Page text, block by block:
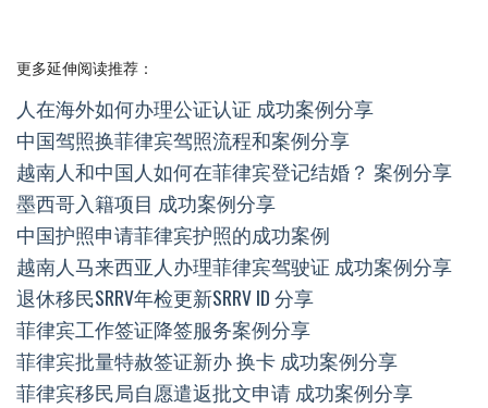
更多延伸阅读推荐：
人在海外如何办理公证认证 成功案例分享
中国驾照换菲律宾驾照流程和案例分享
越南人和中国人如何在菲律宾登记结婚？ 案例分享
墨西哥入籍项目 成功案例分享
中国护照申请菲律宾护照的成功案例
越南人马来西亚人办理菲律宾驾驶证 成功案例分享
退休移民SRRV年检更新SRRV ID 分享
菲律宾工作签证降签服务案例分享
菲律宾批量特赦签证新办 换卡 成功案例分享
菲律宾移民局自愿遣返批文申请 成功案例分享